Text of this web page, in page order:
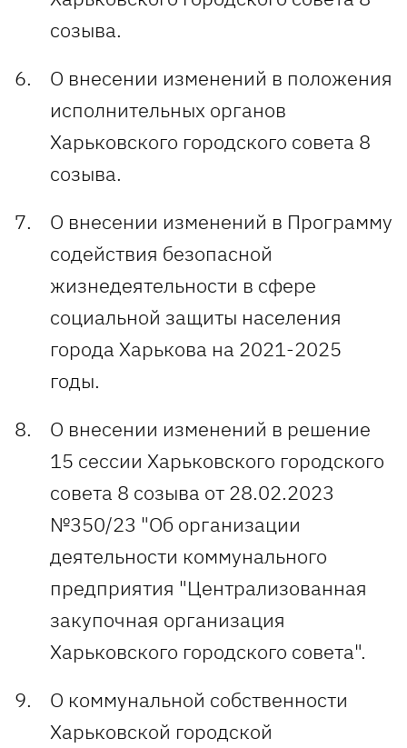
созыва.
О внесении изменений в положения
исполнительных органов
Харьковского городского совета 8
созыва.
О внесении изменений в Программу
содействия безопасной
жизнедеятельности в сфере
социальной защиты населения
города Харькова на 2021-2025
годы.
О внесении изменений в решение
15 сессии Харьковского городского
совета 8 созыва от 28.02.2023
№350/23 "Об организации
деятельности коммунального
предприятия "Централизованная
закупочная организация
Харьковского городского совета".
О коммунальной собственности
Харьковской городской